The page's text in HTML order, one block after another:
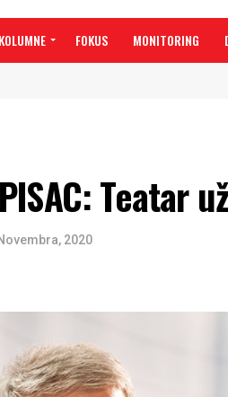
KOLUMNE FOKUS MONITORING
Teatar
2020